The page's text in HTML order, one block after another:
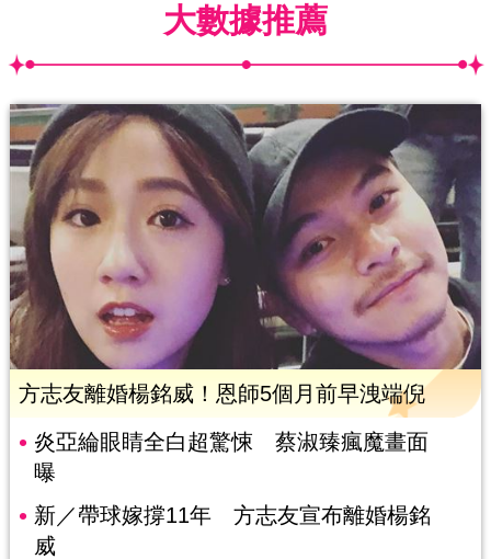
大數據推薦
方志友離婚楊銘威！恩師5個月前早洩端倪
炎亞綸眼睛全白超驚悚 蔡淑臻瘋魔畫面
曝
新／帶球嫁撐11年 方志友宣布離婚楊銘
威